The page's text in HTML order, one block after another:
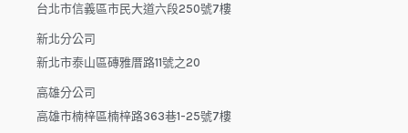
台北市信義區市民大道六段250號7樓
新北分公司
新北市泰山區磚雅厝路11號之20
高雄分公司
高雄市楠梓區楠梓路363巷1-25號7樓